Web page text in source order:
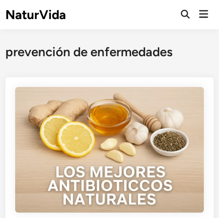
NaturVida
Abrir
prevención de enfermedades